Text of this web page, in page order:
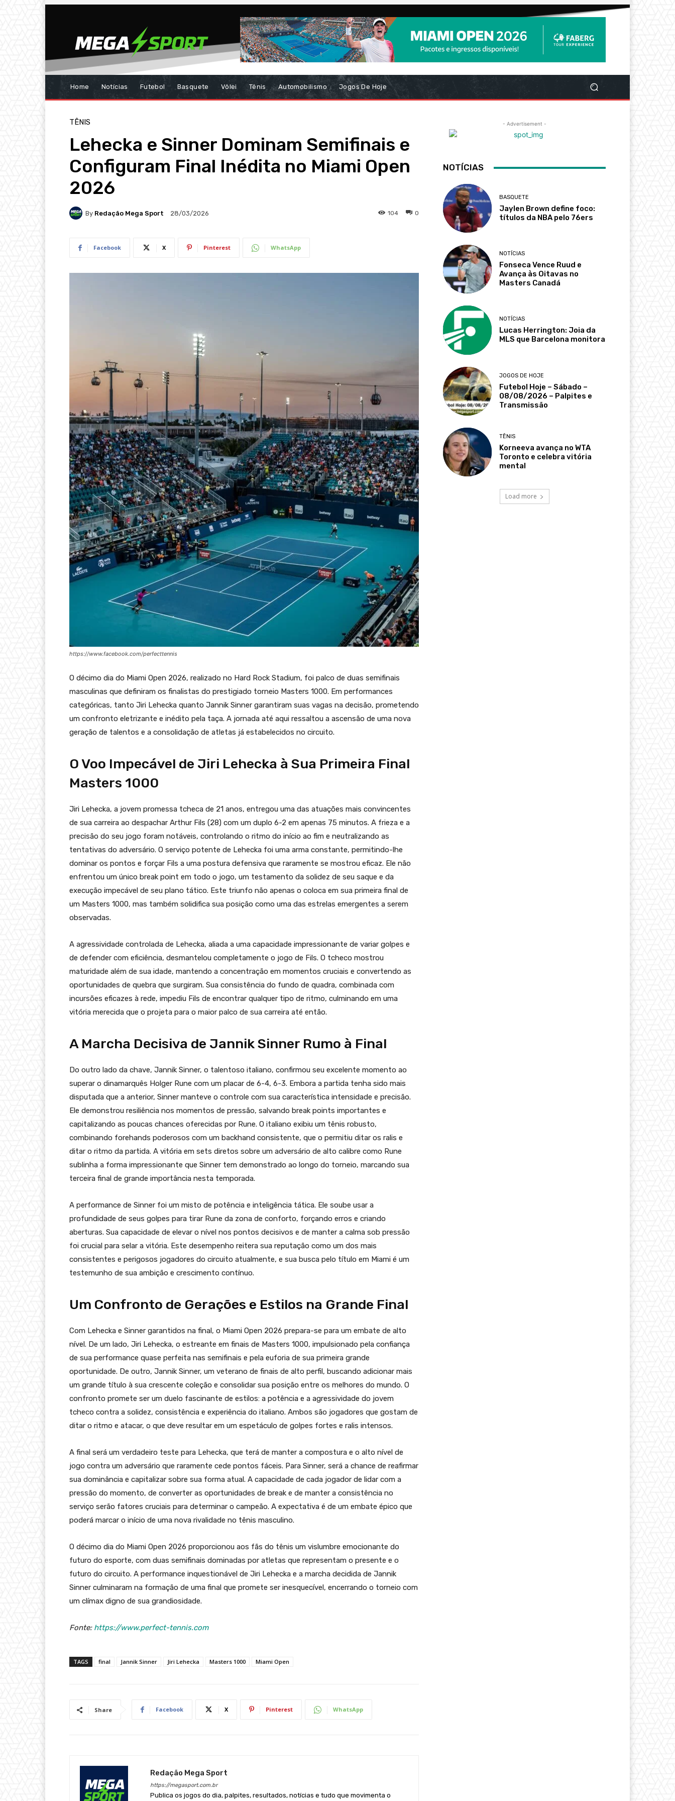
Home Notícias Futebol Basquete Vôlei Tênis Automobilismo Jogos De Hoje
TÊNIS
Lehecka e Sinner Dominam Semifinais e
Configuram Final Inédita no Miami Open
2026
By Redação Mega Sport 28/03/2026 0
104
Facebook X Pinterest WhatsApp
https://www.facebook.com/perfecttennis
O décimo dia do Miami Open 2026, realizado no Hard Rock Stadium, foi palco de duas semifinais
masculinas que definiram os finalistas do prestigiado torneio Masters 1000. Em performances
categóricas, tanto Jiri Lehecka quanto Jannik Sinner garantiram suas vagas na decisão, prometendo
um confronto eletrizante e inédito pela taça. A jornada até aqui ressaltou a ascensão de uma nova
geração de talentos e a consolidação de atletas já estabelecidos no circuito.
O Voo Impecável de Jiri Lehecka à Sua Primeira Final
Masters 1000
Jiri Lehecka, a jovem promessa tcheca de 21 anos, entregou uma das atuações mais convincentes
de sua carreira ao despachar Arthur Fils (28) com um duplo 6-2 em apenas 75 minutos. A frieza e a
precisão do seu jogo foram notáveis, controlando o ritmo do início ao fim e neutralizando as
tentativas do adversário. O serviço potente de Lehecka foi uma arma constante, permitindo-lhe
dominar os pontos e forçar Fils a uma postura defensiva que raramente se mostrou eficaz. Ele não
enfrentou um único break point em todo o jogo, um testamento da solidez de seu saque e da
execução impecável de seu plano tático. Este triunfo não apenas o coloca em sua primeira final de
um Masters 1000, mas também solidifica sua posição como uma das estrelas emergentes a serem
observadas.
A agressividade controlada de Lehecka, aliada a uma capacidade impressionante de variar golpes e
de defender com eficiência, desmantelou completamente o jogo de Fils. O tcheco mostrou
maturidade além de sua idade, mantendo a concentração em momentos cruciais e convertendo as
oportunidades de quebra que surgiram. Sua consistência do fundo de quadra, combinada com
incursões eficazes à rede, impediu Fils de encontrar qualquer tipo de ritmo, culminando em uma
vitória merecida que o projeta para o maior palco de sua carreira até então.
A Marcha Decisiva de Jannik Sinner Rumo à Final
Do outro lado da chave, Jannik Sinner, o talentoso italiano, confirmou seu excelente momento ao
superar o dinamarquês Holger Rune com um placar de 6-4, 6-3. Embora a partida tenha sido mais
disputada que a anterior, Sinner manteve o controle com sua característica intensidade e precisão.
Ele demonstrou resiliência nos momentos de pressão, salvando break points importantes e
capitalizando as poucas chances oferecidas por Rune. O italiano exibiu um tênis robusto,
combinando forehands poderosos com um backhand consistente, que o permitiu ditar os ralis e
ditar o ritmo da partida. A vitória em sets diretos sobre um adversário de alto calibre como Rune
sublinha a forma impressionante que Sinner tem demonstrado ao longo do torneio, marcando sua
terceira final de grande importância nesta temporada.
A performance de Sinner foi um misto de potência e inteligência tática. Ele soube usar a
profundidade de seus golpes para tirar Rune da zona de conforto, forçando erros e criando
aberturas. Sua capacidade de elevar o nível nos pontos decisivos e de manter a calma sob pressão
foi crucial para selar a vitória. Este desempenho reitera sua reputação como um dos mais
consistentes e perigosos jogadores do circuito atualmente, e sua busca pelo título em Miami é um
testemunho de sua ambição e crescimento contínuo.
Um Confronto de Gerações e Estilos na Grande Final
Com Lehecka e Sinner garantidos na final, o Miami Open 2026 prepara-se para um embate de alto
nível. De um lado, Jiri Lehecka, o estreante em finais de Masters 1000, impulsionado pela confiança
de sua performance quase perfeita nas semifinais e pela euforia de sua primeira grande
oportunidade. De outro, Jannik Sinner, um veterano de finais de alto perfil, buscando adicionar mais
um grande título à sua crescente coleção e consolidar sua posição entre os melhores do mundo. O
confronto promete ser um duelo fascinante de estilos: a potência e a agressividade do jovem
tcheco contra a solidez, consistência e experiência do italiano. Ambos são jogadores que gostam de
ditar o ritmo e atacar, o que deve resultar em um espetáculo de golpes fortes e ralis intensos.
A final será um verdadeiro teste para Lehecka, que terá de manter a compostura e o alto nível de
jogo contra um adversário que raramente cede pontos fáceis. Para Sinner, será a chance de reafirmar
sua dominância e capitalizar sobre sua forma atual. A capacidade de cada jogador de lidar com a
pressão do momento, de converter as oportunidades de break e de manter a consistência no
serviço serão fatores cruciais para determinar o campeão. A expectativa é de um embate épico que
poderá marcar o início de uma nova rivalidade no tênis masculino.
O décimo dia do Miami Open 2026 proporcionou aos fãs do tênis um vislumbre emocionante do
futuro do esporte, com duas semifinais dominadas por atletas que representam o presente e o
futuro do circuito. A performance inquestionável de Jiri Lehecka e a marcha decidida de Jannik
Sinner culminaram na formação de uma final que promete ser inesquecível, encerrando o torneio com
um clímax digno de sua grandiosidade.
Fonte: https://www.perfect-tennis.com
TAGS final Jannik Sinner Jiri Lehecka Masters 1000 Miami Open
Share Facebook X Pinterest WhatsApp
Redação Mega Sport
https://megasport.com.br
Publica os jogos do dia, palpites, resultados, notícias e tudo que movimenta o
- Advertisement -
NOTÍCIAS
BASQUETE
Jaylen Brown define foco:
títulos da NBA pelo 76ers
NOTÍCIAS
Fonseca Vence Ruud e
Avança às Oitavas no
Masters Canadá
NOTÍCIAS
Lucas Herrington: Joia da
MLS que Barcelona monitora
JOGOS DE HOJE
Futebol Hoje – Sábado –
08/08/2026 – Palpites e
Transmissão
TÊNIS
Korneeva avança no WTA
Toronto e celebra vitória
mental
Load more